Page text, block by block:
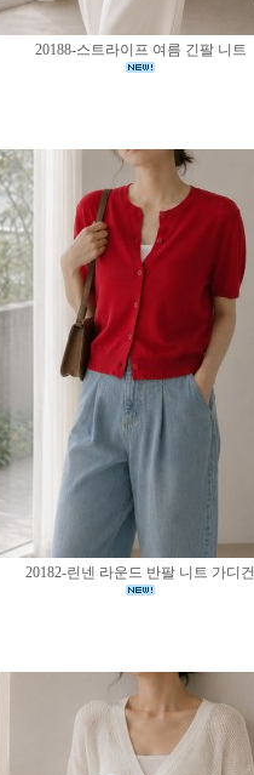
20188-스트라이프 여름 긴팔 니트
20182-린넨 라운드 반팔 니트 가디건